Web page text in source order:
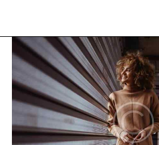
TODOS LOS PRODUCTOS
Nuestros Artesanos
Tickets
Contacto